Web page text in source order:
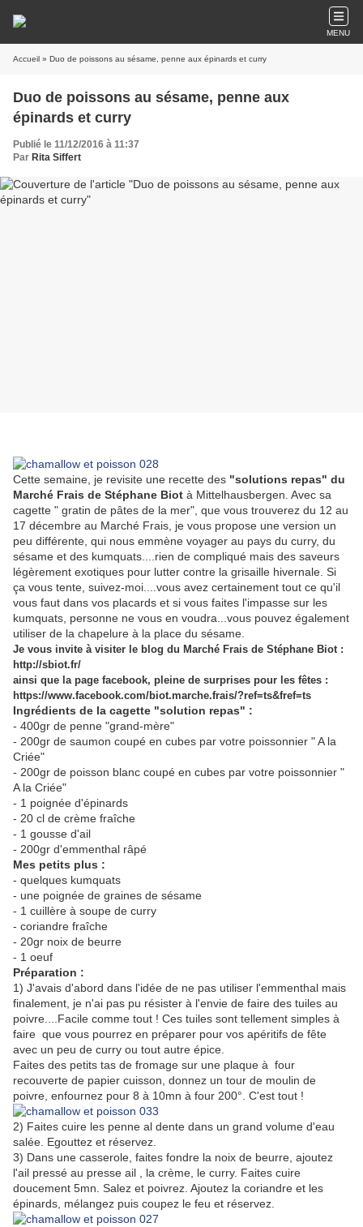
MENU
Accueil » Duo de poissons au sésame, penne aux épinards et curry
Duo de poissons au sésame, penne aux
épinards et curry
Publié le 11/12/2016 à 11:37
Par Rita Siffert
Cette semaine, je revisite une recette des "solutions repas" du
Marché Frais de Stéphane Biot à Mittelhausbergen. Avec sa
cagette " gratin de pâtes de la mer", que vous trouverez du 12 au
17 décembre au Marché Frais, je vous propose une version un
peu différente, qui nous emmène voyager au pays du curry, du
sésame et des kumquats....rien de compliqué mais des saveurs
légèrement exotiques pour lutter contre la grisaille hivernale. Si
ça vous tente, suivez-moi....vous avez certainement tout ce qu'il
vous faut dans vos placards et si vous faites l'impasse sur les
kumquats, personne ne vous en voudra...vous pouvez également
utiliser de la chapelure à la place du sésame.
Je vous invite à visiter le blog du Marché Frais de Stéphane Biot :
http://sbiot.fr/
ainsi que la page facebook, pleine de surprises pour les fêtes :
https://www.facebook.com/biot.marche.frais/?ref=ts&fref=ts
Ingrédients de la cagette "solution repas" :
- 400gr de penne "grand-mère"
- 200gr de saumon coupé en cubes par votre poissonnier " A la
Criée"
- 200gr de poisson blanc coupé en cubes par votre poissonnier "
A la Criée"
- 1 poignée d'épinards
- 20 cl de crème fraîche
- 1 gousse d'ail
- 200gr d'emmenthal râpé
Mes petits plus :
- quelques kumquats
- une poignée de graines de sésame
- 1 cuillère à soupe de curry
- coriandre fraîche
- 20gr noix de beurre
- 1 oeuf
Préparation :
1) J'avais d'abord dans l'idée de ne pas utiliser l'emmenthal mais
finalement, je n'ai pas pu résister à l'envie de faire des tuiles au
poivre....Facile comme tout ! Ces tuiles sont tellement simples à
faire que vous pourrez en préparer pour vos apéritifs de fête
avec un peu de curry ou tout autre épice.
Faites des petits tas de fromage sur une plaque à four
recouverte de papier cuisson, donnez un tour de moulin de
poivre, enfournez pour 8 à 10mn à four 200°. C'est tout !
2) Faites cuire les penne al dente dans un grand volume d'eau
salée. Egouttez et réservez.
3) Dans une casserole, faites fondre la noix de beurre, ajoutez
l'ail pressé au presse ail , la crème, le curry. Faites cuire
doucement 5mn. Salez et poivrez. Ajoutez la coriandre et les
épinards, mélangez puis coupez le feu et réservez.